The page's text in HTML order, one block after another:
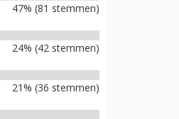
47% (81 stemmen)
24% (42 stemmen)
21% (36 stemmen)